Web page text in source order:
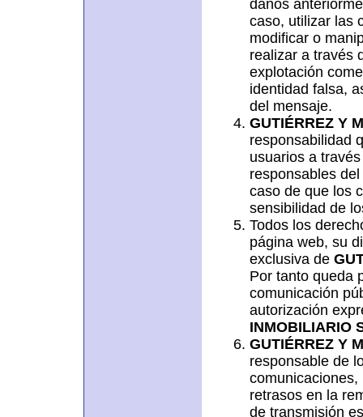
daños
caso, utilizar las
modificar o
realizar a través
explotación
identidad falsa,
del mensaje.
GUTIÉRREZ Y
responsabilidad
usuarios a
responsables
caso de que los
sensibilidad de
Todos los
página web, su
exclusiva de
Por tanto queda
comunicación
autorización
INMOBILIARIO
GUTIÉRREZ Y
responsable de
retrasos en la
de transmisión